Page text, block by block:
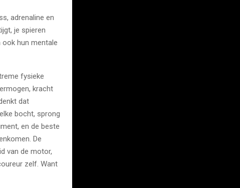
adrenaline en
je spieren
ook hun mentale
fysieke
kracht
dat
bocht, sprong
en de beste
De
van de motor,
zelf. Want